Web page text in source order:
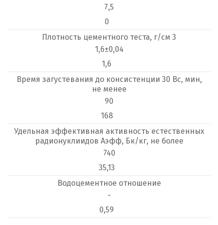
7,5
0
Плотность цементного теста, г/см 3
1,6±0,04
1,6
Время загустевания до консистенции 30 Вс, мин,
не менее
90
168
Удельная эффективная активность естественных
радионуклиидов Аэфф, Бк/кг, не более
740
35,13
Водоцементное отношение
-
0,59